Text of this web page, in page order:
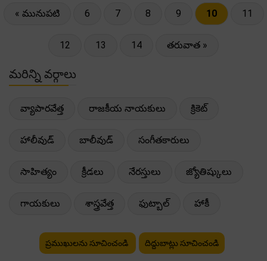
« మునుపటి 6 7 8 9 10 11
12 13 14 తరువాత »
మరిన్ని వర్గాలు
వ్యాపారవేత్త రాజకీయ నాయకులు క్రికెట్
హాలీవుడ్ బాలీవుడ్ సంగీతకారులు
సాహిత్యం క్రీడలు నేరస్తులు జ్యోతిష్కులు
గాయకులు శాస్త్రవేత్త ఫుట్బాల్ హాకీ
ప్రముఖులను సూచించండి దిద్దుబాట్లు సూచించండి